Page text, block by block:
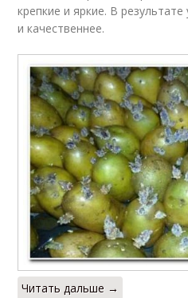
крепкие и яркие. В
и качественнее.
Читать дальше →